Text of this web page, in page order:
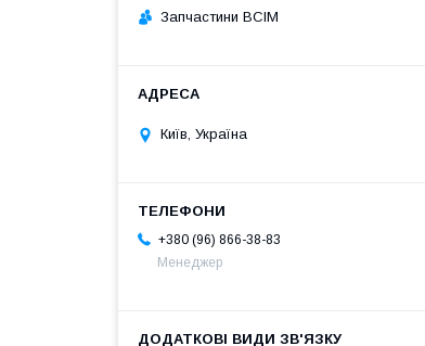
Запчастини ВСІМ
Київ, Україна
+380 (96) 866-38-83
Менеджер